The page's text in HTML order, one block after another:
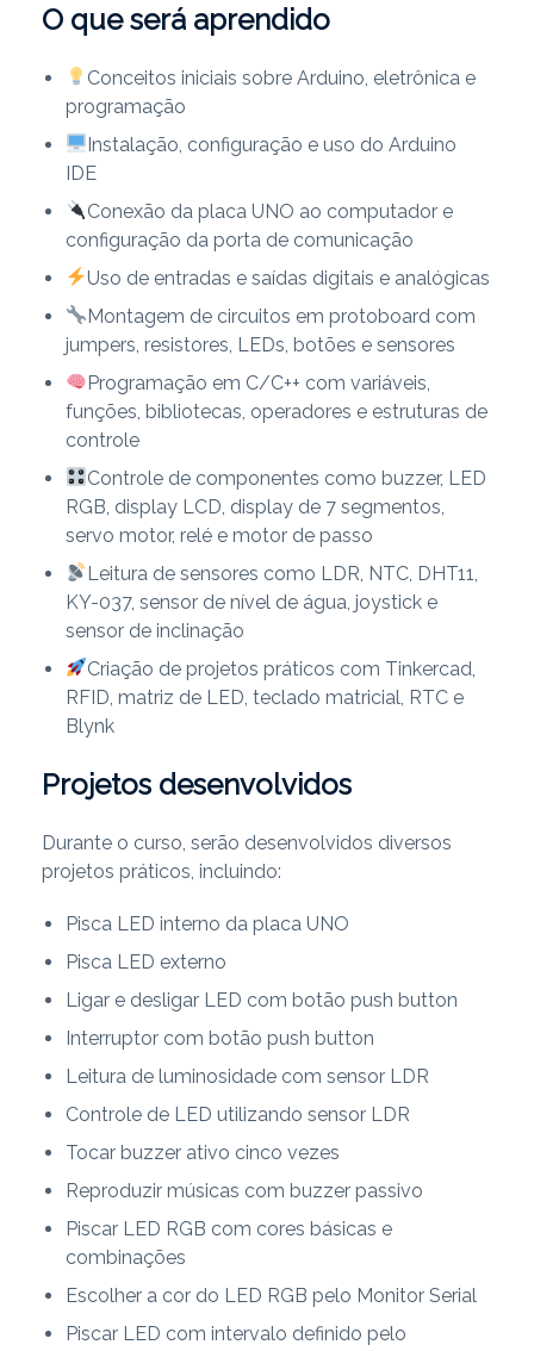
O que será aprendido
Conceitos iniciais sobre Arduino, eletrônica e
programação
Instalação, configuração e uso do Arduino
IDE
Conexão da placa UNO ao computador e
configuração da porta de comunicação
Uso de entradas e saídas digitais e analógicas
Montagem de circuitos em protoboard com
jumpers, resistores, LEDs, botões e sensores
Programação em C/C++ com variáveis,
funções, bibliotecas, operadores e estruturas de
controle
Controle de componentes como buzzer, LED
RGB, display LCD, display de 7 segmentos,
servo motor, relé e motor de passo
Leitura de sensores como LDR, NTC, DHT11,
KY-037, sensor de nível de água, joystick e
sensor de inclinação
Criação de projetos práticos com Tinkercad,
RFID, matriz de LED, teclado matricial, RTC e
Blynk
Projetos desenvolvidos
Durante o curso, serão desenvolvidos diversos
projetos práticos, incluindo:
Pisca LED interno da placa UNO
Pisca LED externo
Ligar e desligar LED com botão push button
Interruptor com botão push button
Leitura de luminosidade com sensor LDR
Controle de LED utilizando sensor LDR
Tocar buzzer ativo cinco vezes
Reproduzir músicas com buzzer passivo
Piscar LED RGB com cores básicas e
combinações
Escolher a cor do LED RGB pelo Monitor Serial
Piscar LED com intervalo definido pelo